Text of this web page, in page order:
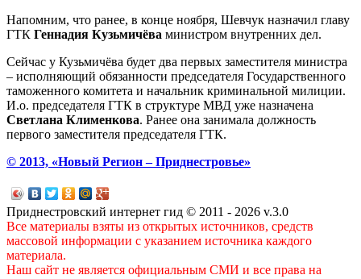
Напомним, что ранее, в конце ноября, Шевчук назначил главу
ГТК Геннадия Кузьмичёва министром внутренних дел.
Сейчас у Кузьмичёва будет два первых заместителя министра
– исполняющий обязанности председателя Государственного
таможенного комитета и начальник криминальной милиции.
И.о. председателя ГТК в структуре МВД уже назначена
Светлана Клименкова. Ранее она занимала должность
первого заместителя председателя ГТК.
© 2013, «Новый Регион – Приднестровье»
Приднестровский интернет гид © 2011 - 2026 v.3.0
Все материалы взяты из открытых источников, средств
массовой информации с указанием источника каждого
материала.
Наш сайт не является официальным СМИ и все права на